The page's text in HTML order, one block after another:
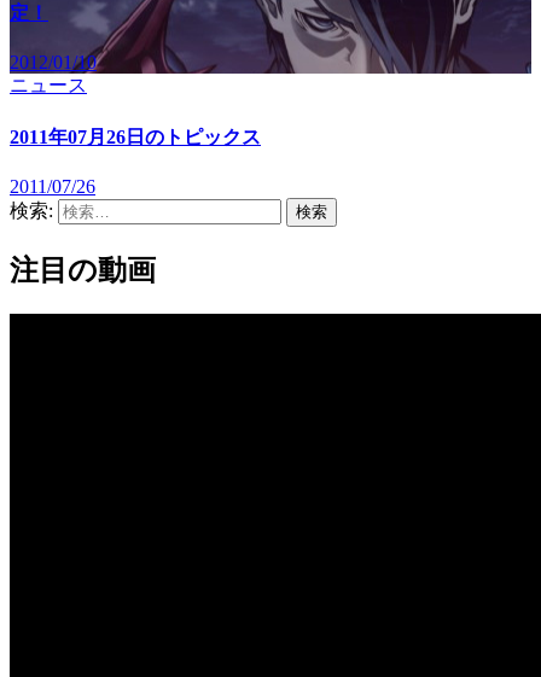
定！
2012/01/10
ニュース
2011年07月26日のトピックス
2011/07/26
検索:
注目の動画